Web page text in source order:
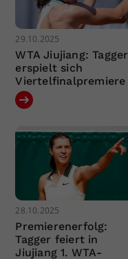
29.10.2025
WTA Jiujiang: Tagger
erspielt sich
Viertelfinalpremiere
28.10.2025
Premierenerfolg:
Tagger feiert in
Jiujiang 1. WTA-